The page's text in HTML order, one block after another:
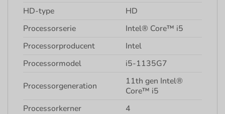
HD-type
HD
Processorserie
Intel® Core™ i5
Processorproducent
Intel
Processormodel
i5-1135G7
Processorgeneration
11th gen Intel®
Core™ i5
Processorkerner
4